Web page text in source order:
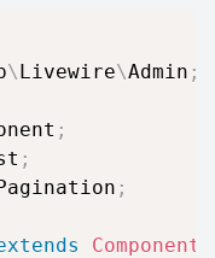
\Livewire\Admin ;
;
;
;
Component